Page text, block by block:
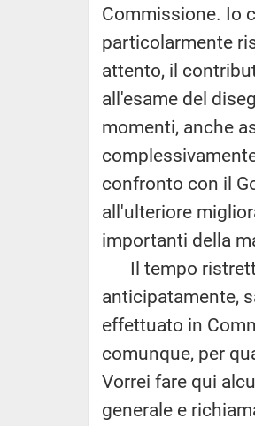
Commissione. Io
particolarmente
attento, il
all'esame del
momenti, anche
confronto con il
all'ulteriore
importanti della
Il tempo
anticipatamente,
effettuato in
comunque, per
Vorrei fare qui
generale e